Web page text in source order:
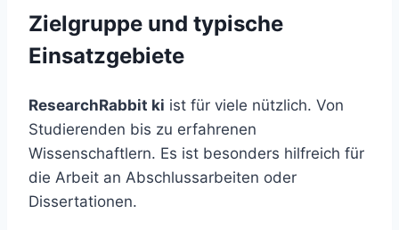
Zielgruppe und typische
Einsatzgebiete
ResearchRabbit ki ist für viele nützlich. Von
Studierenden bis zu erfahrenen
Wissenschaftlern. Es ist besonders hilfreich für
die Arbeit an Abschlussarbeiten oder
Dissertationen.